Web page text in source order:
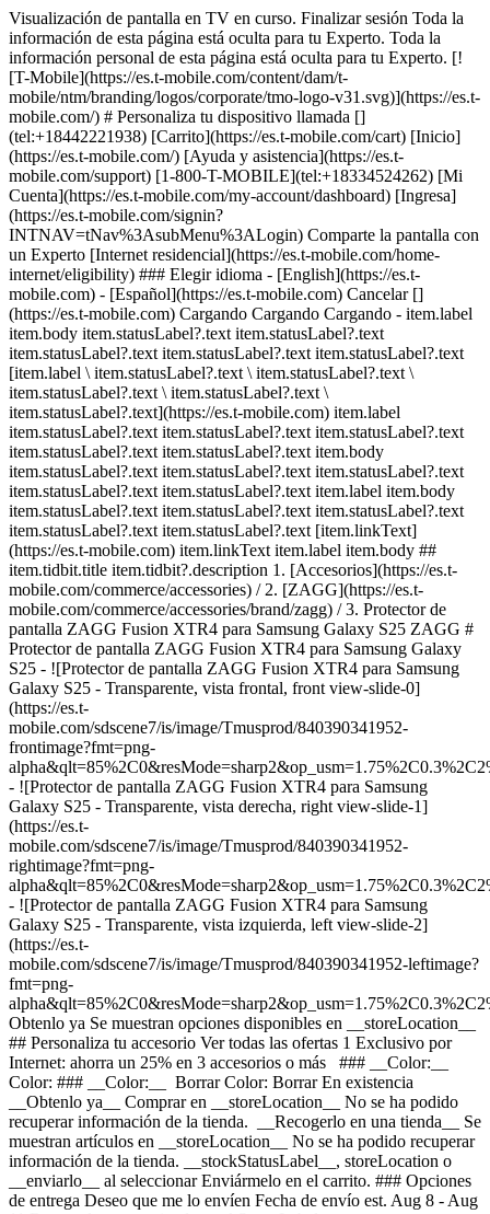
Visualización de pantalla en TV en curso. Finalizar sesión Toda la
información de esta página está oculta para tu Experto. Toda la
información personal de esta página está oculta para tu Experto. [!
[T-Mobile](https://es.t-mobile.com/content/dam/t-
mobile/ntm/branding/logos/corporate/tmo-logo-v31.svg)](https://es.t-
mobile.com/) # ​​​​​​​Personaliza tu dispositivo llamada []
(tel:+18442221938) [Carrito](https://es.t-mobile.com/cart) [Inicio]
(https://es.t-mobile.com/) [Ayuda y asistencia](https://es.t-
mobile.com/support) [1-800-T-MOBILE](tel:+18334524262) [Mi
Cuenta](https://es.t-mobile.com/my-account/dashboard) [Ingresa]
(https://es.t-mobile.com/signin?
INTNAV=tNav%3AsubMenu%3ALogin) Comparte la pantalla con
un Experto [Internet residencial](https://es.t-mobile.com/home-
internet/eligibility) ### Elegir idioma - [English](https://es.t-
mobile.com) - [Español](https://es.t-mobile.com) Cancelar []
(https://es.t-mobile.com) Cargando Cargando Cargando - item.label
item.body item.statusLabel?.text item.statusLabel?.text
item.statusLabel?.text item.statusLabel?.text item.statusLabel?.text
[item.label \ item.statusLabel?.text \ item.statusLabel?.text \
item.statusLabel?.text \ item.statusLabel?.text \
item.statusLabel?.text](https://es.t-mobile.com) item.label
item.statusLabel?.text item.statusLabel?.text item.statusLabel?.text
item.statusLabel?.text item.statusLabel?.text item.body
item.statusLabel?.text item.statusLabel?.text item.statusLabel?.text
item.statusLabel?.text item.statusLabel?.text item.label item.body
item.statusLabel?.text item.statusLabel?.text item.statusLabel?.text
item.statusLabel?.text item.statusLabel?.text [item.linkText]
(https://es.t-mobile.com) item.linkText item.label item.body ##
item.tidbit.title item.tidbit?.description 1. [Accesorios](https://es.t-
mobile.com/commerce/accessories) / 2. [ZAGG](https://es.t-
mobile.com/commerce/accessories/brand/zagg) / 3. Protector de
pantalla ZAGG Fusion XTR4 para Samsung Galaxy S25 ZAGG #
Protector de pantalla ZAGG Fusion XTR4 para Samsung Galaxy
S25 - ![Protector de pantalla ZAGG Fusion XTR4 para Samsung
Galaxy S25 - Transparente, vista frontal, front view-slide-0]
(https://es.t-
mobile.com/sdscene7/is/image/Tmusprod/840390341952-
frontimage?fmt=png-
- ![Protector de pantalla ZAGG Fusion XTR4 para Samsung
Galaxy S25 - Transparente, vista derecha, right view-slide-1]
(https://es.t-
mobile.com/sdscene7/is/image/Tmusprod/840390341952-
rightimage?fmt=png-
- ![Protector de pantalla ZAGG Fusion XTR4 para Samsung
Galaxy S25 - Transparente, vista izquierda, left view-slide-2]
(https://es.t-
mobile.com/sdscene7/is/image/Tmusprod/840390341952-leftimage?
fmt=png-
Obtenlo ya Se muestran opciones disponibles en __storeLocation__ ## Personaliza tu accesorio Ver todas las ofertas 1 Exclusivo por Internet: ahorra un 25% en 3 accesorios o más ### __Color:__ Color: ### __Color:__ Borrar Color: Borrar En existencia __Obtenlo ya__ Comprar en __storeLocation__ No se ha podido recuperar información de la tienda. __Recogerlo en una tienda__ Se muestran artículos en __storeLocation__ No se ha podido recuperar información de la tienda. __stockStatusLabel__, storeLocation o __enviarlo__ al seleccionar Enviármelo en el carrito. ### Opciones de entrega Deseo que me lo envíen Fecha de envío est. Aug 8 - Aug 11 Recogerlo en una tienda stockStatusLabel storeLocation (storeDistance mi) [Editar ubicación](#) Encuentra una tienda cerca [Editar ubicación](#) __Agotado__ __Agotado__ __En existencia__ Cargando Cargando Cargando Cargando Cargando Cargando Cargando Cargando Cargando Cargando Cargando Cargando Cargando Cargando opciones de entrega, por favor espera Método de entrega Entrega el mismo día No disponible en currentZipCode Recíbelo alrededor de las expectedDeliveryTime Costo de entrega real: $9.99 Costo de entrega con descuento: gratis Recoger en la tienda Agotado en storeName Hoy en storeName Gratis Envío No disponible Fecha de envío estimada: shippingDate Gratis Método de entrega Entrega el mismo día No disponible en currentZipCode Recíbelo alrededor de las expectedDeliveryTime Costo de entrega real: $9.99 Costo de entrega con descuento: gratis Entrega el mismo día No disponible en currentZipCode Recíbelo alrededor de las Invalid Date Costo de entrega real: $9.99 Costo de entrega con descuento: gratis Recoger en la tienda Agotado en storeName Hoy en storeName Gratis Recoger en la tienda Agotado en storeName Agotado en Dulles Retail Pl & Columbia Pl Hoy en Dulles Retail Pl & Columbia Pl Gratis Envío No disponible Fecha de envío estimada: shippingDate Gratis Envío No disponible Fecha de envío estimada: Aug 8 - Aug 11 Gratis __Tu tienda:__ [storeLocation (storeDistance mi)](#) Encuentra una tienda cerca [Editar ubicación](#) No disponible en currentZipCode No disponible en # Entregar a currentZipCode Editar ubicación # Enviar a currentZipCode __¿Eres un cliente nuevo o existente?__ Cliente existente Cliente nuevo __Bienvenido a T-Mobile (cliente nuevo)__ Editar __Elegir una opción de pago__ __Pagar mensualmente__ A pagar hoy $0.00 + impuestos $5.00/mes por 12 meses __Pagar el monto total__ $59.99 \+ impuesto Si eliges pagar mensualmente y cancelas el servicio móvil, deberás pagar el saldo restante del accesorio. Para clientes elegibles. Tasa de interés anual de 0%. Se requiere servicio elegible. [](https://es.t-mobile.com) __Con plan de pago: actualMonthlyValue/mes por paymentTerms meses, sin intereses.__ A pagar hoy dueToday + impuestos y otros cargos __Precio sin descuento: payInFullStrikeThroughValue payInFull__ + impuesto Si eliges pagar mensualmente y cancelas el servicio móvil, deberás pagar el saldo restante del dispositivo. Solo para clientes elegibles. 0% de interés anual (APR). Se requiere compra mínima de $49 en accesorios y servicio elegible. [](https://es.t-mobile.com) 1 Quantity 1 Agregar Dulles Retail Pl & Columbia Pl (1 mi) __¿Deseas recibirlo antes?__ Encontrar tiendas cercanas Detalles ### Otras características * * * Fusion XTR4 es la protección de pantalla híbrida más tecnológicamente avanzada de ZAGG. Este polímero híbrido flexible tiene propiedades de absorción de golpes y una protección mejorada contra rayones. Agregamos grafeno, uno de los materiales más resistentes del mundo. Sin embargo, Fusion XTR4 tiene una superficie lisa y transparente que parece y se siente como la propia pantalla de tu teléfono. El Fusion XTR4 cuenta con un filtro de luz azul Eyesafe optimizado y tecnología antirreflejo que mejora la nitidez y la profundidad del color de la pantalla. Su superficie ultrasensible al tacto y su suave nanorrevestimiento reducen la fricción al mover el dedo por la pantalla. El Fusion XTR4 tiene un adhesivo antipolvo que se instala fácilmente sobre el polvo, de modo que desaparece en tu pantalla. Nuestro sistema de instalación EZ Apply incluye una prueba de instalación que hace que el proceso sea simple y preciso. ### ¿Qué hay en la caja? * * * - InvisibleShield - INSTRUCCIONES - PAÑO DE LIMPIEZA - BANDEJA DE FÁCIL COLOCACIÓN - Paño de microfibra - Cinta adhesiva para quitar el polvo ### Detalles adicionales de especificaciones * * * __Peso__ 0.01 lb * * * __Duración__ 6.3 pulgadas * * * __Altura__ 6.3 pulgadas * * * __Ancho__ 3 pulgadas * * * [](https://es.t-mobile.com) ver detalles ## promoción aplicada ver detalles ## | ![Logotipo de T-Mobile](https://es.t-mobile.com/sdscene7/is/image/Tmusprod/fg-tmobile-logo?ts=1710994518480&dpr=off "Logotipo de T-Mobile") __Ingresa a tu cuenta.__ Ingresa Continuar como invitado. [__¿Necesitas ayuda para ingresar?__](https://es.account.t-mobile.com/signin/v2/ "Enlace Necesito ayuda para ingresar") [__Crea un T-Mobile ID__](https://es.account.t-mobile.com/signin/v2/ "Crear una ID de T-Mobile") promoLongDescription Hola userName! Te damos la bienvenida a T-Mobile ¡Hola! Te damos la bienvenida a T-Mobile Tienda T-Mobile Experience storeLocation Dirección 22000 Dulles Retail Plaza Suite 182 Sterling, VA 20166 Salta la fila y aprovecha nuestras mejores ofertas y la selección más grande durante tu visita a la tienda. Compra en esta tienda ¿No estás en esta tienda? ## Selecciona una tienda ( mi) , , , Horario de hoy: - [](https://es.t-mobile.com) Configura esta tienda [](https://es.t-mobile.com) [Indicaciones](https://es.t-mobile.com) [Llamar a la tienda](tel:+1-undefined) - ### Horario de atención de la tienda Lunes a sábado - Domingo ## Selecciona una tienda ### Lo sentimos, hubo un problema técnico Los servicios que utilizamos para buscar tiendas según la ubicación no están funcionando en este momento. Busca por ciudad y estado o código postal para comprobar la disponibilidad en tiendas cercanas. No encontramos tiendas de T-Mobile cercanas. Prueba con otra ciudad, estado o código postal para buscar otras tiendas. Vuelve a intentarlo para encontrar la tienda más cercana. ( mi) , , , Horario de hoy: - En existencia Apresúrate, solo quedan unos cuantos [](https://es.t-mobile.com) ( mi) , , , Horario de hoy: - En existencia Apresúrate, solo quedan unos cuantos [](https://es.t-mobile.com) Dulles Retail Pl & Columbia Pl (1.0 mi) 22000 Dulles Retail Plaza Suite 182, Sterling, VA, 20166 Horario de hoy: 10am - 8pm En existencia Apresúrate, solo quedan unos cuantos [](https://es.t-mobile.com) Reston Pkwy & New Dominion Rd (6.1 mi) 1837 Fountain Dr, Reston, VA, 20190 Horario de hoy: 10am - 8pm En existencia Apresúrate, solo quedan unos cuantos [](https://es.t-mobile.com) Fairfax Blvd & Main St (12.6 mi) 10955 Fairfax Blvd Suite 110, Fairfax, VA, 22030 Horario de hoy: 10am - 9pm En existencia Apresúrate, solo quedan unos cuantos [](https://es.t-mobile.com) Tyson's Corner (13.8 mi) 1961 Chain Bridge Rd Ste J008L, McLean, VA, 22102 Horario de hoy: 10am - 9pm En existencia Apresúrate, solo quedan unos cuantos [](https://es.t-mobile.com) Sudley Rd & Streamwalk Ln (14.5 mi) 7305 Sudley Road, Manassas, VA, 20109 Horario de hoy: 10am - 9pm En existencia Apresúrate, solo quedan unos cuantos [](https://es.t-mobile.com) Fair City Mall (14.6 mi) 9662 Main St, Fairfax, VA, 22031 Horario de hoy: 10am - 9pm En existencia Apresúrate, solo quedan unos cuantos [](https://es.t-mobile.com) Recoger aquí Recoger aquí # Encuentra una tienda Selecciona un código postal y ciudad válidos __( mi)__ , , , Horario de hoy - [](https://es.t-mobile.com) * * * __Dulles Retail Pl & Columbia Pl (1.0 mi)__ 22000 Dulles Retail Plaza Suite 182, Sterling, VA, 20166 Horario de hoy 10am - 8pm [](https://es.t-mobile.com/store-locator/va/sterling/dulles-retail-pl-columbia-pl) * * * __Reston Pkwy & New Dominion Rd (6.1 mi)__ 1837 Fountain Dr, Reston, VA, 20190 Horario de hoy 10am - 8pm [](https://es.t-mobile.com/store-locator/va/reston/reston-pkwy-new-dominion-rd) * * * __Fairfax Blvd & Main St (12.6 mi)__ 10955 Fairfax Blvd Suite 110, Fairfax, VA, 22030 Horario de hoy 10am - 9pm [](https://es.t-mobile.com/store-locator/va/fairfax/fairfax-blvd-main-st) * * * __Tyson's Corner (13.8 mi)__ 1961 Chain Bridge Rd Ste J008L, McLean, VA, 22102 Horario de hoy 10am - 9pm [](https://es.t-mobile.com/store-locator/va/mclean/tysons-corner) * * * __Sudley Rd & Streamwalk Ln (14.5 mi)__ 7305 Sudley Road, Manassas, VA, 20109 Horario de hoy 10am - 9pm [](https://es.t-mobile.com/store-locator/va/manassas/sudley-rd-streamwalk-ln) * * * __Fair City Mall (14.6 mi)__ 9662 Main St, Fairfax, VA, 22031 Horario de hoy 10am - 9pm [](https://es.t-mobile.com/store-locator/va/fairfax/fair-city-mall) * * * Selecciona una tienda ## Obtenlo más rápido con la opción de recogerlo en la tienda ¡Recibe tu pedido hoy mismo! Al revisar tu pedido, selecciona Retiro en tienda como método de entrega y empezaremos a preparar tu pedido en la tienda T-Mobile elegible que prefieras. Los accesorios actualmente no están disponibles para retiro en tienda. Recibirás un email cuando tu pedido esté listo para ser recogido y dispondrás de dos días laborales para retirarlo. # Lo sentimos, no eres elegible para esta promoción. De todos modos, puedes realizar la compra y aprovechar la red, los beneficios y las ventajas de T-Mobile. # Agotado Algunos artículos están agotados en storeName Puedes elegir que te envíen el pedido o consultar otros artículos disponibles en la tienda que seleccionaste para recogerlo. Cerrar ## Se eliminarán todos los artículos del carrito Al agregar este producto, se eliminarán los artículo